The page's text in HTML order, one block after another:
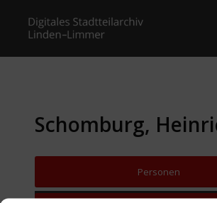
Schomburg,
Personen